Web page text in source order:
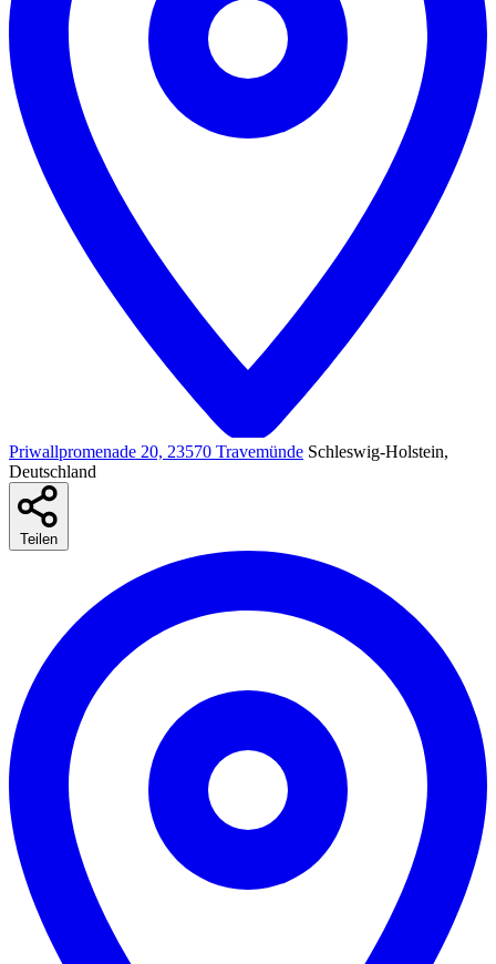
Priwallpromenade 20, 23570 Travemünde Schleswig-Holstein,
Deutschland
Teilen